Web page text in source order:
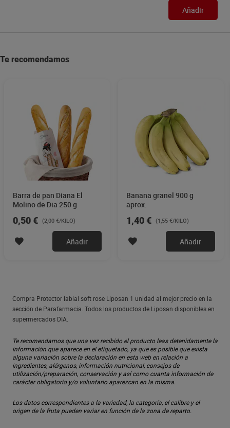
Añadir
Te recomendamos
Barra de pan Diana El
Molino de Dia 250 g
0,50 € (2,00 €/KILO)
Añadir
Banana granel 900 g
aprox.
1,40 € (1,55 €/KILO)
Añadir
Compra Protector labial soft rose Liposan 1 unidad al mejor precio en la
sección de Parafarmacia. Todos los productos de Liposan disponibles en
supermercados DIA.
Te recomendamos que una vez recibido el producto leas detenidamente la
información que aparece en el etiquetado, ya que es posible que exista
alguna variación sobre la declaración en esta web en relación a
ingredientes, alérgenos, información nutricional, consejos de
utilización/preparación, conservación y así como cuanta información de
carácter obligatorio y/o voluntario aparezcan en la misma.
Los datos correspondientes a la variedad, la categoría, el calibre y el
origen de la fruta pueden variar en función de la zona de reparto.